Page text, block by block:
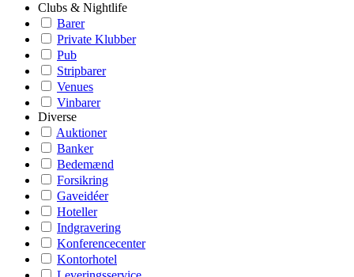
Clubs & Nightlife
Barer
Private Klubber
Pub
Stripbarer
Venues
Vinbarer
Diverse
Auktioner
Banker
Bedemænd
Forsikring
Gaveidéer
Hoteller
Indgravering
Konferencecenter
Kontorhotel